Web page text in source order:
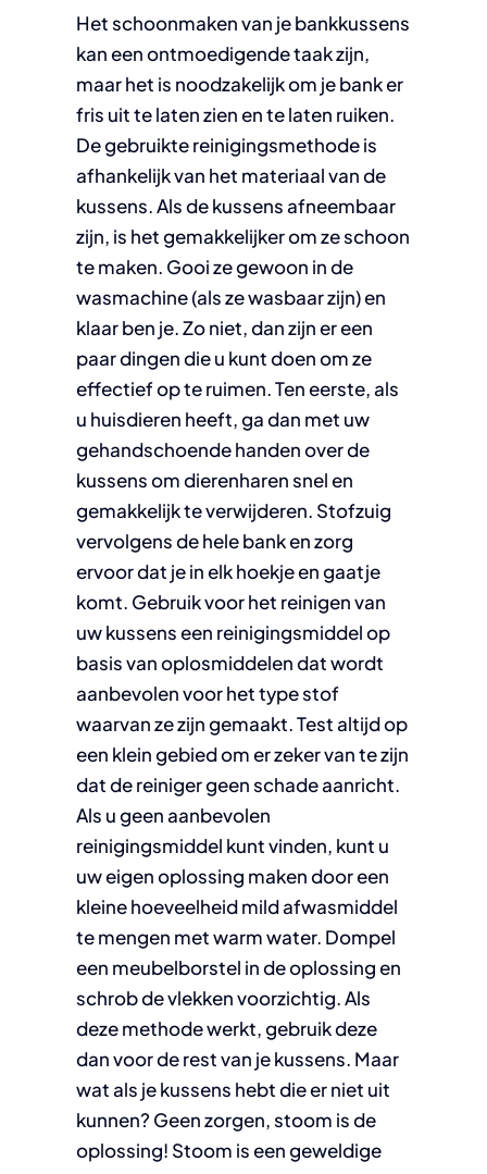
Het schoonmaken van je bankkussens
kan een ontmoedigende taak zijn,
maar het is noodzakelijk om je bank er
fris uit te laten zien en te laten ruiken.
De gebruikte reinigingsmethode is
afhankelijk van het materiaal van de
kussens. Als de kussens afneembaar
zijn, is het gemakkelijker om ze schoon
te maken. Gooi ze gewoon in de
wasmachine (als ze wasbaar zijn) en
klaar ben je. Zo niet, dan zijn er een
paar dingen die u kunt doen om ze
effectief op te ruimen. Ten eerste, als
u huisdieren heeft, ga dan met uw
gehandschoende handen over de
kussens om dierenharen snel en
gemakkelijk te verwijderen. Stofzuig
vervolgens de hele bank en zorg
ervoor dat je in elk hoekje en gaatje
komt. Gebruik voor het reinigen van
uw kussens een reinigingsmiddel op
basis van oplosmiddelen dat wordt
aanbevolen voor het type stof
waarvan ze zijn gemaakt. Test altijd op
een klein gebied om er zeker van te zijn
dat de reiniger geen schade aanricht.
Als u geen aanbevolen
reinigingsmiddel kunt vinden, kunt u
uw eigen oplossing maken door een
kleine hoeveelheid mild afwasmiddel
te mengen met warm water. Dompel
een meubelborstel in de oplossing en
schrob de vlekken voorzichtig. Als
deze methode werkt, gebruik deze
dan voor de rest van je kussens. Maar
wat als je kussens hebt die er niet uit
kunnen? Geen zorgen, stoom is de
oplossing! Stoom is een geweldige